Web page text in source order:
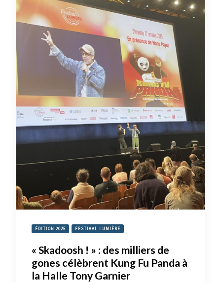
ÉDITION 2025 FESTIVAL LUMIÈRE
« Skadoosh ! » : des milliers de
gones célèbrent Kung Fu Panda à
la Halle Tony Garnier